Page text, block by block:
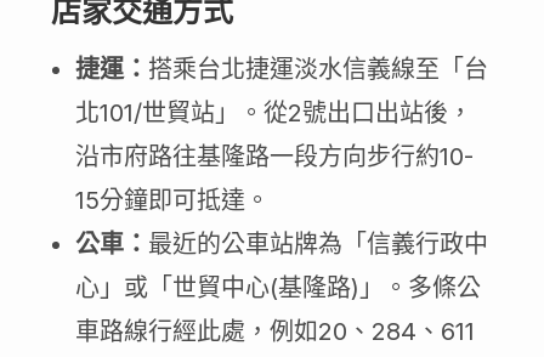
店家交通方式
捷運： 搭乘台北捷運淡水信義線至「台
北101/世貿站」。從2號出口出站後，
沿市府路往基隆路一段方向步行約10-
15分鐘即可抵達。
公車： 最近的公車站牌為「信義行政中
心」或「世貿中心(基隆路)」。多條公
車路線行經此處，例如20、284、611